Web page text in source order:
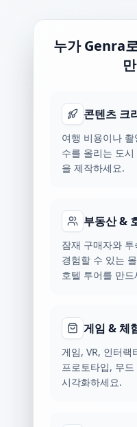
누가 Genra
콘텐츠 크
여행 비용이나
수를 올리는 도
을 제작하세요.
부동산 &
잠재 구매자와
경험할 수 있는
호텔 투어를 만드
게임 & 체
게임, VR, 인터랙
프로토타입, 무
시각화하세요.